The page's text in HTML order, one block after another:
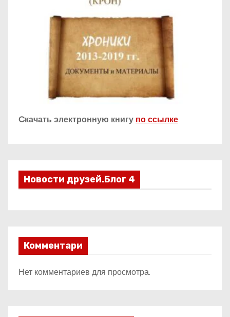
Cкачать электронную книгу по ссылке
Новости друзей.Блог 4
Комментари
Нет комментариев для просмотра.